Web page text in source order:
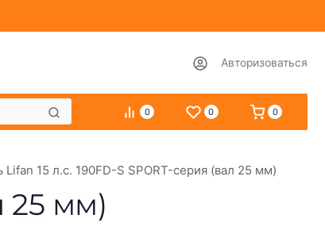
Авторизоваться
0 0 0
Lifan 15 л.с. 190FD-S SPORT-серия (вал 25 мм)
25 мм)